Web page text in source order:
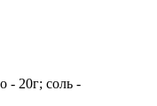
- 20г; соль -